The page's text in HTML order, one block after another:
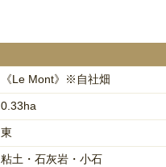
《Le Mont》※自社畑
0.33ha
東
粘土・石灰岩・小石